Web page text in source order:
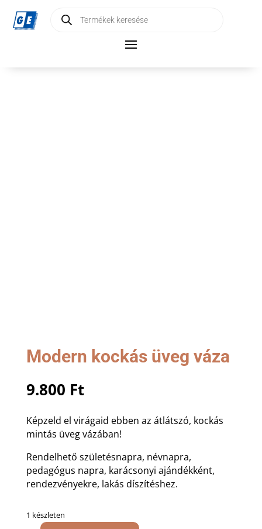
search
Modern kockás üveg váza
9.800 Ft
Képzeld el virágaid ebben az átlátszó, kockás
mintás üveg vázában!
Rendelhető születésnapra, névnapra,
pedagógus napra, karácsonyi ajándékként,
rendezvényekre, lakás díszítéshez.
1 készleten